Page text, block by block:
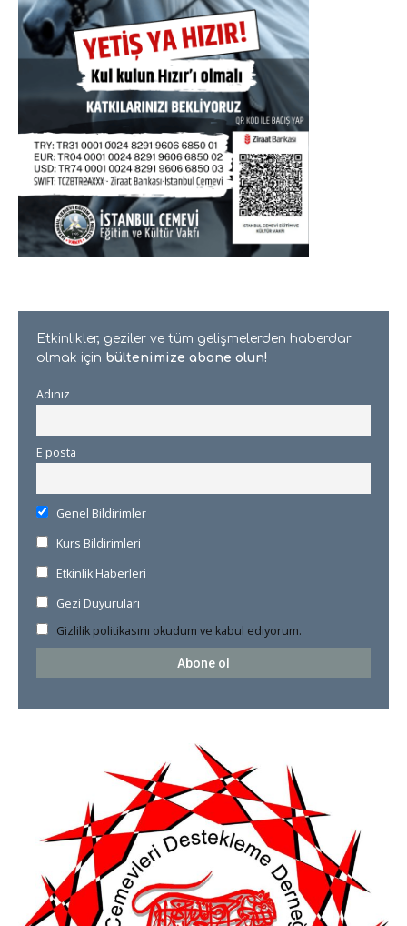
Etkinlikler, geziler ve tüm gelişmelerden haberdar
olmak için bültenimize abone olun!
Adınız
E posta
Genel Bildirimler
Kurs Bildirimleri
Etkinlik Haberleri
Gezi Duyuruları
Gizlilik politikasını okudum ve kabul ediyorum.